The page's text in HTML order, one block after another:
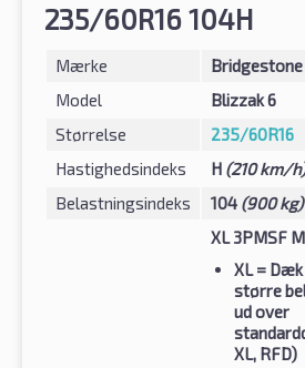
235/60R16 104H
Mærke
Bridgestone
Model
Blizzak 6
Størrelse
235/60R16
Hastighedsindeks
H (210 km/h)
Belastningsindeks
104 (900 kg)
XL 3PMSF
XL= Dæk
større
ud over
XL, RFD)